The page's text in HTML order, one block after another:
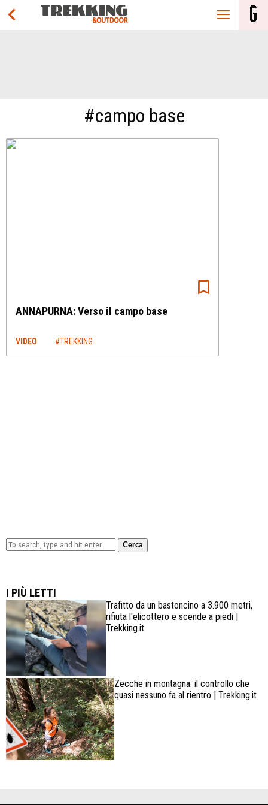
#campo base
ANNAPURNA: Verso il campo base
VIDEO #TREKKING
Cerca
I PIÙ LETTI
Trafitto da un bastoncino a 3.900 metri,
rifiuta l'elicottero e scende a piedi |
Trekking.it
Zecche in montagna: il controllo che
quasi nessuno fa al rientro | Trekking.it